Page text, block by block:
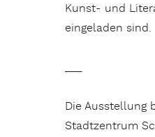
Kunst- und
eingeladen sind.
Die Ausstellung
Stadtzentrum